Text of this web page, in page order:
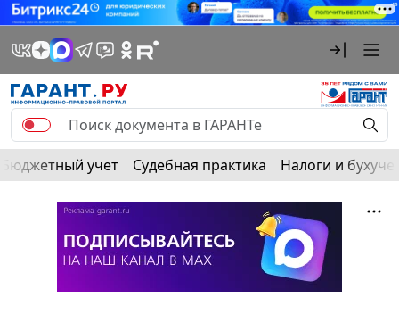
Бюджетный учет Судебная практика Налоги и